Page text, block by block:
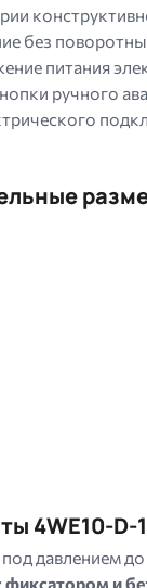
без
питания
ручного
4WE10-D-
давлением
фиксатором и